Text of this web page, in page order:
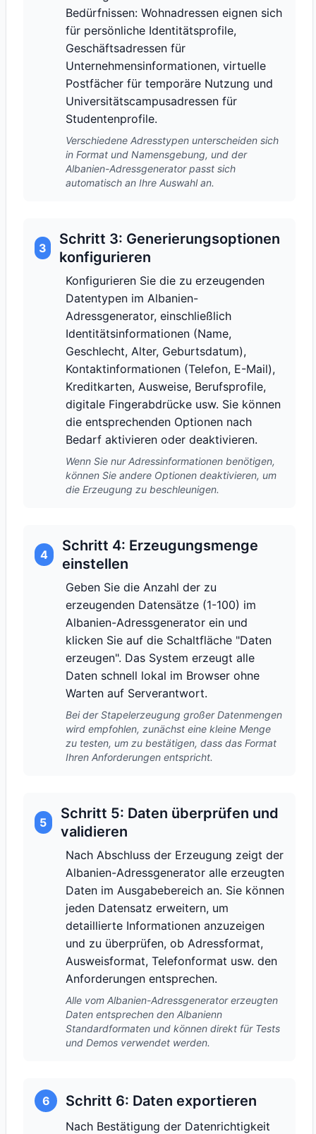
Bedürfnissen: Wohnadressen eignen sich
für persönliche Identitätsprofile,
Geschäftsadressen für
Unternehmensinformationen, virtuelle
Postfächer für temporäre Nutzung und
Universitätscampusadressen für
Studentenprofile.
Verschiedene Adresstypen unterscheiden sich
in Format und Namensgebung, und der
Albanien-Adressgenerator passt sich
automatisch an Ihre Auswahl an.
3
Schritt 3: Generierungsoptionen
konfigurieren
Konfigurieren Sie die zu erzeugenden
Datentypen im Albanien-
Adressgenerator, einschließlich
Identitätsinformationen (Name,
Geschlecht, Alter, Geburtsdatum),
Kontaktinformationen (Telefon, E-Mail),
Kreditkarten, Ausweise, Berufsprofile,
digitale Fingerabdrücke usw. Sie können
die entsprechenden Optionen nach
Bedarf aktivieren oder deaktivieren.
Wenn Sie nur Adressinformationen benötigen,
können Sie andere Optionen deaktivieren, um
die Erzeugung zu beschleunigen.
4
Schritt 4: Erzeugungsmenge
einstellen
Geben Sie die Anzahl der zu
erzeugenden Datensätze (1-100) im
Albanien-Adressgenerator ein und
klicken Sie auf die Schaltfläche "Daten
erzeugen". Das System erzeugt alle
Daten schnell lokal im Browser ohne
Warten auf Serverantwort.
Bei der Stapelerzeugung großer Datenmengen
wird empfohlen, zunächst eine kleine Menge
zu testen, um zu bestätigen, dass das Format
Ihren Anforderungen entspricht.
5
Schritt 5: Daten überprüfen und
validieren
Nach Abschluss der Erzeugung zeigt der
Albanien-Adressgenerator alle erzeugten
Daten im Ausgabebereich an. Sie können
jeden Datensatz erweitern, um
detaillierte Informationen anzuzeigen
und zu überprüfen, ob Adressformat,
Ausweisformat, Telefonformat usw. den
Anforderungen entsprechen.
Alle vom Albanien-Adressgenerator erzeugten
Daten entsprechen den Albanienn
Standardformaten und können direkt für Tests
und Demos verwendet werden.
6 Schritt 6: Daten exportieren
Nach Bestätigung der Datenrichtigkeit